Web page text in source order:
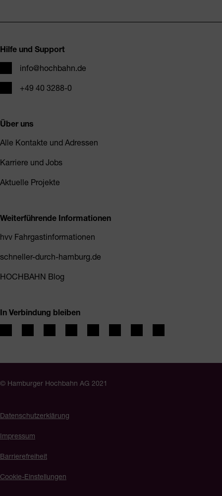
Hilfe und Support
E-Mailinfo@hochbahn.de
Telefon+49 40 3288-0
Über uns
Alle Kontakte und Adressen
Karriere und Jobs
Aktuelle Projekte
Weiterführende Informationen
hvv Fahrgastinformationen
schneller-durch-hamburg.de
HOCHBAHN Blog
In Verbindung bleiben
© Hamburger Hochbahn AG 2021
Datenschutzerklärung
Impressum
Barrierefreiheit
Cookie-Einstellungen